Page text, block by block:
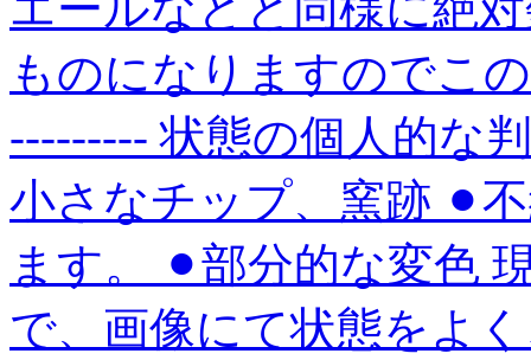
ものになりますのでこ
--------- 状態の個人的
小さなチップ、窯跡 ⚫︎
ます。 ⚫︎部分的な変色
で、画像にて状態をよ